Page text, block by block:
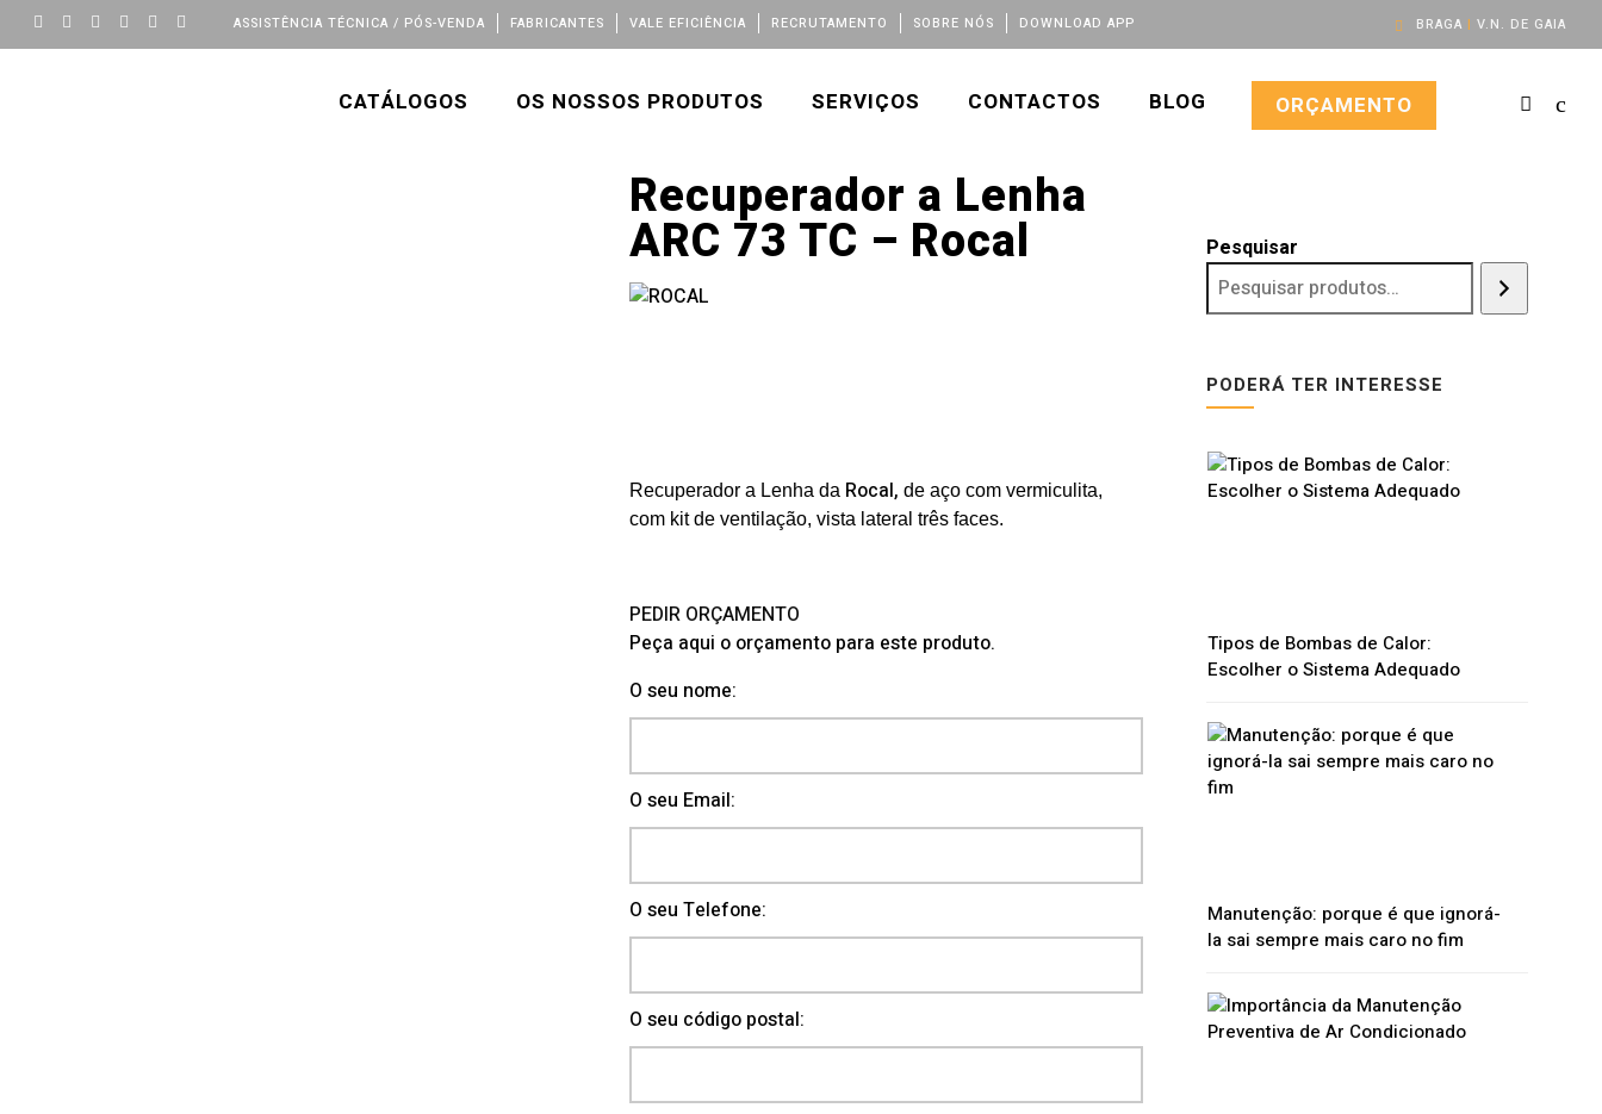
BRAGA | V.N. DE GAIA
ASSISTÊNCIA TÉCNICA / PÓS-VENDA FABRICANTES VALE EFICIÊNCIA RECRUTAMENTO SOBRE NÓS DOWNLOAD APP
CATÁLOGOS OS NOSSOS PRODUTOS SERVIÇOS CONTACTOS BLOG ORÇAMENTO
Recuperador a Lenha
ARC 73 TC – Rocal
Recuperador a Lenha da Rocal, de aço com vermiculita,
com kit de ventilação, vista lateral três faces.
PEDIR ORÇAMENTO
Peça aqui o orçamento para este produto.
O seu nome:
O seu Email:
O seu Telefone:
O seu código postal:
Pesquisar
PODERÁ TER INTERESSE
Tipos de Bombas de Calor:
Escolher o Sistema Adequado
Manutenção: porque é que ignorá-
la sai sempre mais caro no fim